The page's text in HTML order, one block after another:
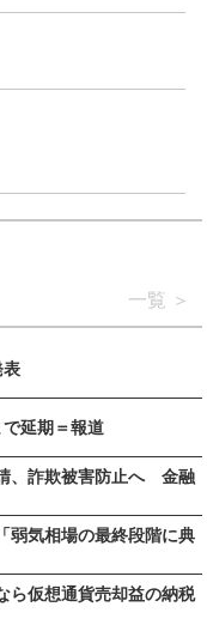
一覧
表
延期＝報道
、詐欺被害防止へ 金融
弱気相場の最終段階に典
ら仮想通貨売却益の納税